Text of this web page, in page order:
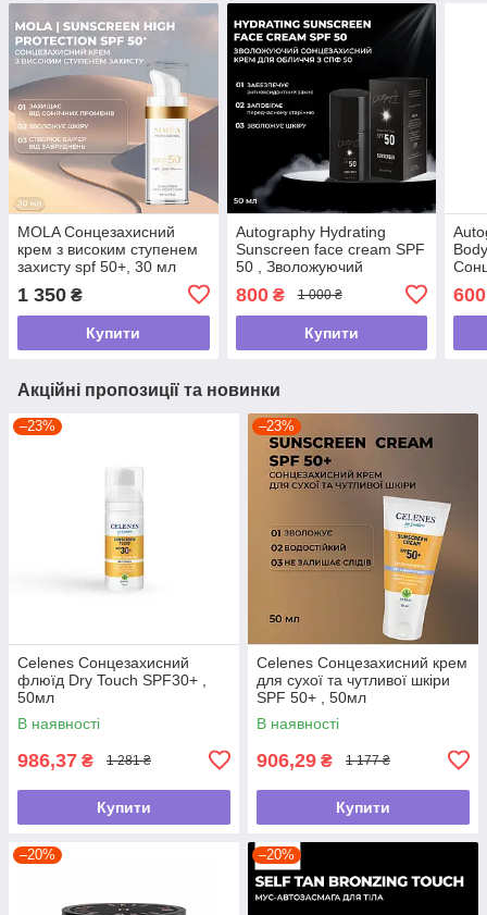
MOLA Сонцезахисний
крем з високим ступенем
захисту spf 50+, 30 мл
1 350 ₴
Купити
Autography Hydrating
Sunscreen face cream SPF
50 , Зволожуючий
сонцезахисний крем для
обличчя з СПФ 50, 50 мл
800₴ 1 000 ₴
Купити
600
Акційні пропозиції та новинки
–23%
Celenes Сонцезахисний
флюїд Dry Touch SPF30+ ,
50мл
В наявності
986,37 ₴ 1 281 ₴
Купити
–23%
Celenes Сонцезахисний крем
для сухої та чутливої шкіри
SPF 50+ , 50мл
В наявності
906,29 ₴ 1 177 ₴
Купити
–20% –20%